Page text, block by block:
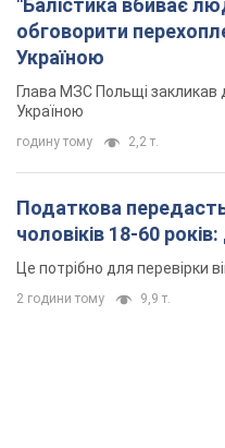
обговорити
Україною
Глава МЗС Польщі закликав
Україною
годину тому 2,2 т.
Податкова
чоловіків 18-60
Це потрібно для перевірки
2 години тому 9,9 т.